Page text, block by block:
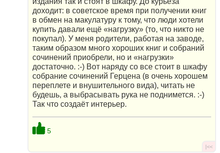
доходит: в советское время при получении книг
в обмен на макулатуру к тому, что люди хотели
купить давали ещё «нагрузку» (то, что никто не
покупал). У меня родители, работая на заводе,
таким образом много хороших книг и собраний
сочинений приобрели, но и «нагрузки»
достаточно. :-) Вот наряду со все стоит в шкафу
собрание сочинений Герцена (в очень хорошем
переплете и внушительного вида), читать не
будешь, а выбрасывать рука не поднимется. :-)
Так что создаёт интерьер.
5
|<<